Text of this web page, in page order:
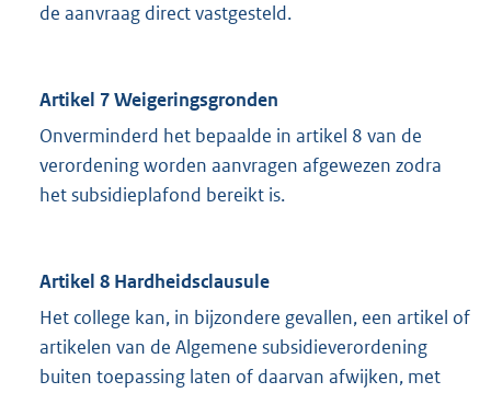
de aanvraag direct vastgesteld.
Artikel 7 Weigeringsgronden
Onverminderd het bepaalde in artikel 8 van de
verordening worden aanvragen afgewezen zodra
het subsidieplafond bereikt is.
Artikel 8 Hardheidsclausule
Het college kan, in bijzondere gevallen, een artikel of
artikelen van de Algemene subsidieverordening
buiten toepassing laten of daarvan afwijken, met